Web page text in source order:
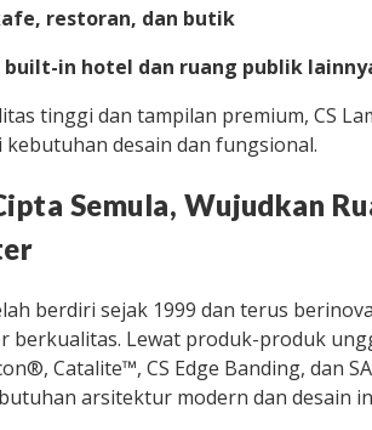
restoran, dan butik
built-in hotel dan ruang publik
tinggi dan tampilan premium, CS
desain dan fungsional.
Semula, Wujudkan
berdiri sejak 1999 dan terus
berkualitas. Lewat produk-produk
Catalite™️, CS Edge Banding, dan
arsitektur modern dan desain